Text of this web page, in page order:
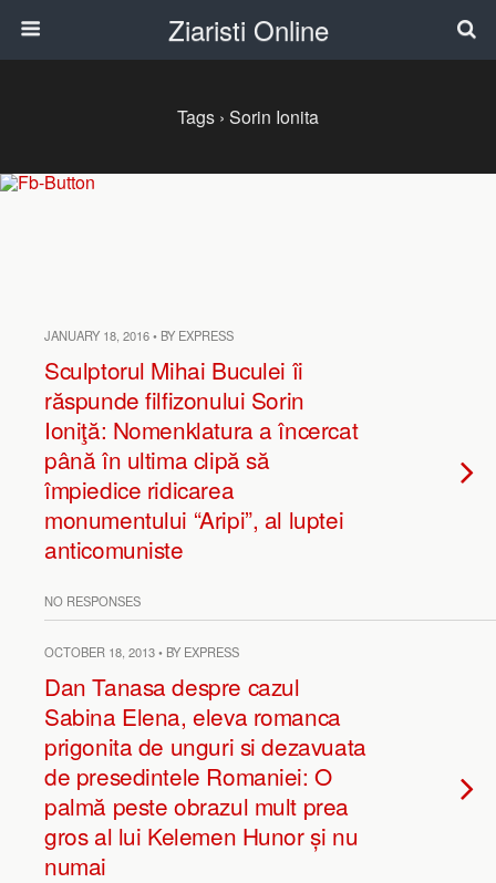
Ziaristi Online
Tags › Sorin Ionita
JANUARY 18, 2016 • BY EXPRESS
Sculptorul Mihai Buculei îi
răspunde filfizonului Sorin
Ioniţă: Nomenklatura a încercat
până în ultima clipă să
împiedice ridicarea
monumentului “Aripi”, al luptei
anticomuniste
NO RESPONSES
OCTOBER 18, 2013 • BY EXPRESS
Dan Tanasa despre cazul
Sabina Elena, eleva romanca
prigonita de unguri si dezavuata
de presedintele Romaniei: O
palmă peste obrazul mult prea
gros al lui Kelemen Hunor și nu
numai